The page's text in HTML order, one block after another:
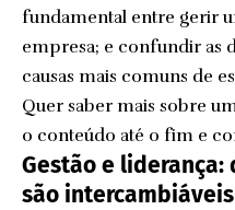
fundamental entre gerir
empresa; e confundir as
causas mais comuns de
Quer saber mais sobre
o conteúdo até o fim e
Gestão e
são intercambiáveis